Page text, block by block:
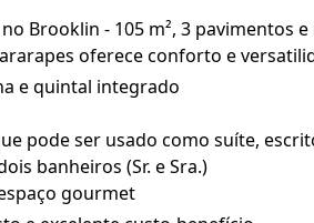
Brooklin - 105 m², 3 pavimentos
oferece conforto e
e quintal integrado
pode ser usado como suíte,
banheiros (Sr. e Sra.)
gourmet